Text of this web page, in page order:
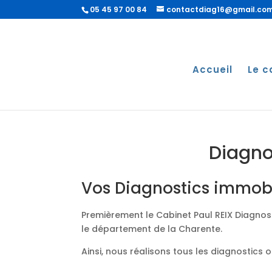
05 45 97 00 84
Accueil Le
Vos Diagnostics
Premièrement le Cabinet Paul REIX
le département de la Charente.
Ainsi, nous réalisons tous les diagnostics